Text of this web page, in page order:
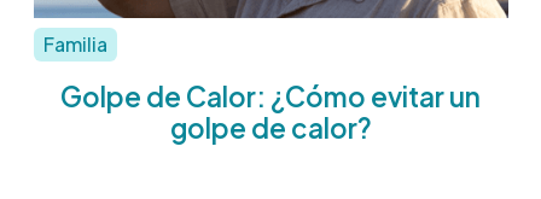
Familia
Golpe de Calor: ¿Cómo evitar un
golpe de calor?